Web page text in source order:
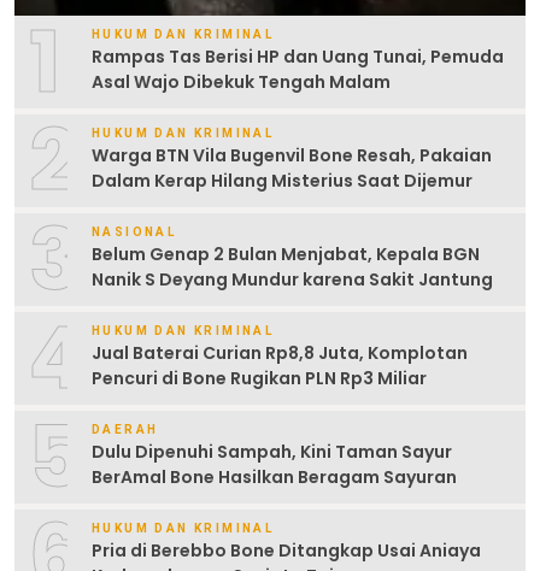
1 HUKUM DAN KRIMINAL
Rampas Tas Berisi HP dan Uang Tunai, Pemuda
Asal Wajo Dibekuk Tengah Malam
2 HUKUM DAN KRIMINAL
Warga BTN Vila Bugenvil Bone Resah, Pakaian
Dalam Kerap Hilang Misterius Saat Dijemur
3 NASIONAL
Belum Genap 2 Bulan Menjabat, Kepala BGN
Nanik S Deyang Mundur karena Sakit Jantung
4 HUKUM DAN KRIMINAL
Jual Baterai Curian Rp8,8 Juta, Komplotan
Pencuri di Bone Rugikan PLN Rp3 Miliar
5 DAERAH
Dulu Dipenuhi Sampah, Kini Taman Sayur
BerAmal Bone Hasilkan Beragam Sayuran
HUKUM DAN KRIMINAL
Pria di Berebbo Bone Ditangkap Usai Aniaya